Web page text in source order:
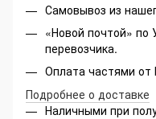
Самовывоз из
«Новой почтой»
перевозчика.
Оплата частями от
Подробнее о доставке
Наличными при